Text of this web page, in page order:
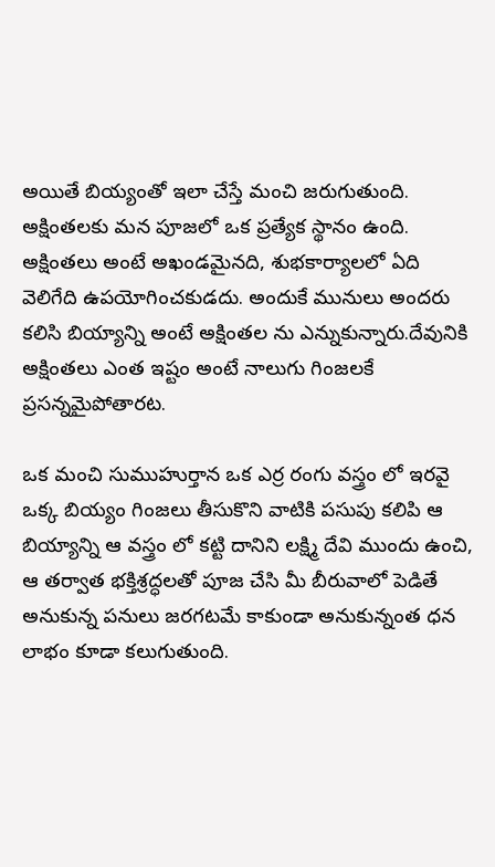
అయితే బియ్యంతో ఇలా చేస్తే మంచి జరుగుతుంది.
అక్షింతలకు మన పూజలో ఒక ప్రత్యేక స్థానం ఉంది.
అక్షింతలు అంటే అఖండమైనది, శుభకార్యాలలో ఏది
వెలిగేది ఉపయోగించకుడదు. అందుకే మునులు అందరు
కలిసి బియ్యాన్ని అంటే అక్షింతల ను ఎన్నుకున్నారు.దేవునికి
అక్షింతలు ఎంత ఇష్టం అంటే నాలుగు గింజలకే
ప్రసన్నమైపోతారట.
ఒక మంచి సుముహుర్తాన ఒక ఎర్ర రంగు వస్త్రం లో ఇరవై
ఒక్క బియ్యం గింజలు తీసుకొని వాటికి పసుపు కలిపి ఆ
బియ్యాన్ని ఆ వస్త్రం లో కట్టి దానిని లక్ష్మి దేవి ముందు ఉంచి,
ఆ తర్వాత భక్తిశ్రద్ధలతో పూజ చేసి మీ బీరువాలో పెడితే
అనుకున్న పనులు జరగటమే కాకుండా అనుకున్నంత ధన
లాభం కూడా కలుగుతుంది.